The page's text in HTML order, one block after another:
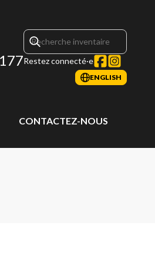
Restez connecté·e
ENGLISH
CONTACTEZ-NOUS